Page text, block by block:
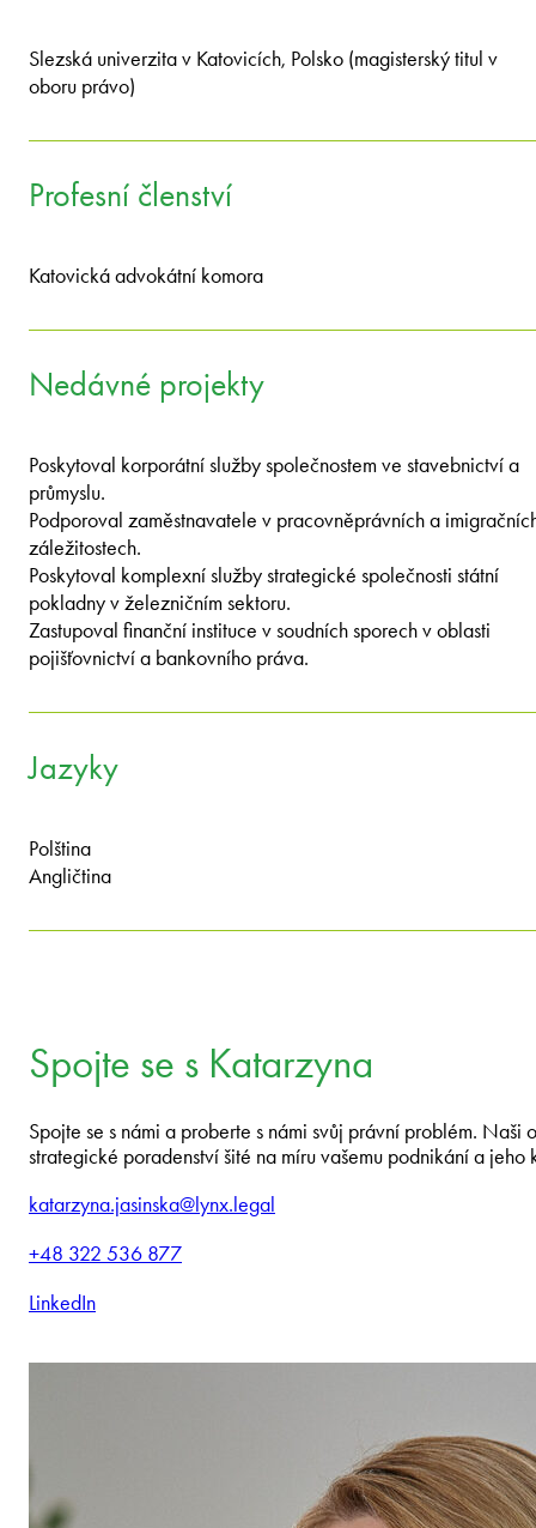
Slezská univerzita v Katovicích, Polsko (magisterský titul v
oboru právo)
Profesní členství
Katovická advokátní komora
Nedávné projekty
Poskytoval korporátní služby společnostem ve stavebnictví a
průmyslu.
Podporoval zaměstnavatele v pracovněprávních a
záležitostech.
Poskytoval komplexní služby strategické společnosti státní
pokladny v železničním sektoru.
Zastupoval finanční instituce v soudních sporech v oblasti
pojišťovnictví a bankovního práva.
Jazyky
Polština
Angličtina
Spojte se s Katarzyna
Spojte se s námi a proberte s námi svůj právní problém. Naši
strategické poradenství šité na míru vašemu podnikání a jeho
katarzyna.jasinska@lynx.legal
+48 322 536 877
LinkedIn